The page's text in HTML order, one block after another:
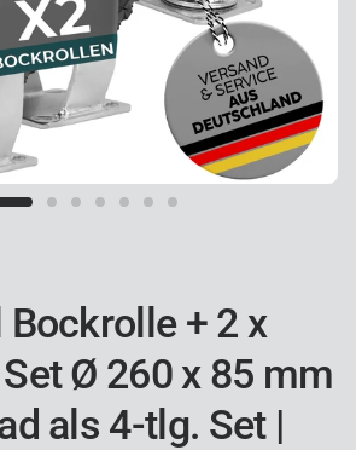
Bockrolle + 2 x
Ø 260 x 85 mm
als 4-tlg. Set |